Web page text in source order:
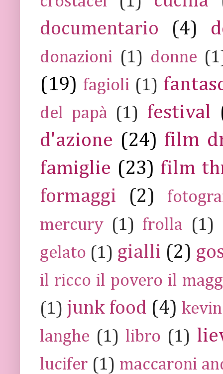
documentario
(4)
donazioni (1) donne
(19) fagioli (1)
del papà (1) festival
d'azione (24) film
famiglie (23) film
formaggi
(2)
mercury (1) frolla (1)
gelato (1) gialli (2)
il ricco il povero il
(1) junk food (4)
langhe (1) libro (1)
lucifer (1) maccaroni